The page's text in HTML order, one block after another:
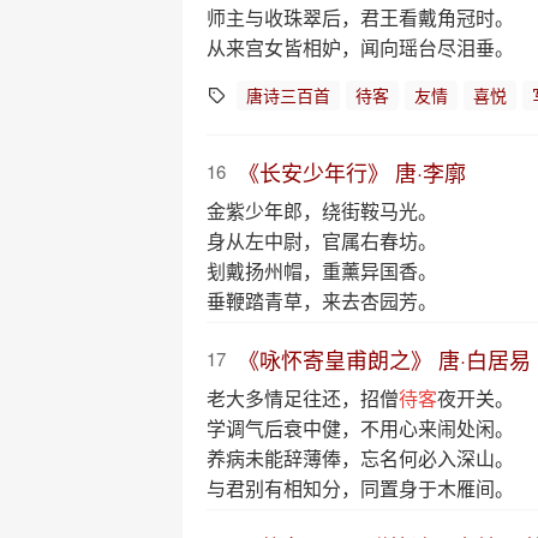
师主与收珠翠后，君王看戴角冠时。
从来宫女皆相妒，闻向瑶台尽泪垂。
唐诗三百首 待客 友情 喜悦
16 《长安少年行》 唐·李廓
金紫少年郎，绕街鞍马光。
身从左中尉，官属右春坊。
刬戴扬州帽，重薰异国香。
垂鞭踏青草，来去杏园芳。
17 《咏怀寄皇甫朗之》 唐·白居易
老大多情足往还，招僧待客夜开关。
学调气后衰中健，不用心来闹处闲。
养病未能辞薄俸，忘名何必入深山。
与君别有相知分，同置身于木雁间。